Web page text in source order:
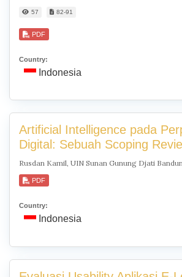
57 82-91
PDF
Country:
Indonesia
Artificial Intelligence pada
Digital: Sebuah Scoping
Rusdan Kamil, UIN Sunan Gunung Djati
PDF
Country:
Indonesia